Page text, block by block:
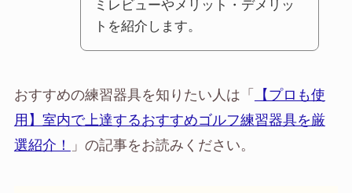
ミレビューやメリット・デメリッ
トを紹介します。
おすすめの練習器具を知りたい人は「
【プロも使
用】室内で上達するおすすめゴルフ練習器具を厳
選紹介！
」の記事をお読みください。